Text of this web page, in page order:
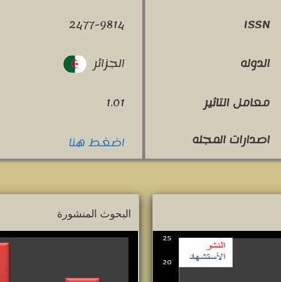
ISSN
2477-9814
الدوله
الجزائر
معامل التاثير
1.01
اصدارات المجله
اضغط هنا
البحوث المنشورة